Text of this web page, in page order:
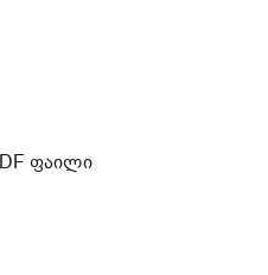
ფაილი